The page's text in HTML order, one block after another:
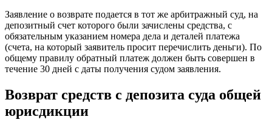
Заявление о возврате подается в тот же арбитражный суд, на
депозитный счет которого были зачислены средства, с
обязательным указанием номера дела и деталей платежа
(счета, на который заявитель просит перечислить деньги). По
общему правилу обратный платеж должен быть совершен в
течение 30 дней с даты получения судом заявления.
Возврат средств с депозита суда общей
юрисдикции